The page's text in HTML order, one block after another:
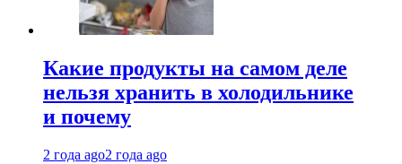
Какие продукты на самом деле
нельзя хранить в холодильнике
и почему
2 года ago2 года ago